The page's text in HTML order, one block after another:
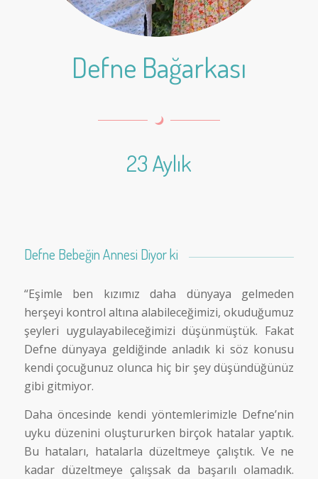
Defne Bağarkası
23 Aylık
Defne Bebeğin Annesi Diyor ki
“Eşimle ben kızımız daha dünyaya gelmeden
herşeyi kontrol altına alabileceğimizi, okuduğumuz
şeyleri uygulayabileceğimizi düşünmüştük. Fakat
Defne dünyaya geldiğinde anladık ki söz konusu
kendi çocuğunuz olunca hiç bir şey düşündüğünüz
gibi gitmiyor.
Daha öncesinde kendi yöntemlerimizle Defne’nin
uyku düzenini oluştururken birçok hatalar yaptık.
Bu hataları, hatalarla düzeltmeye çalıştık. Ve ne
kadar düzeltmeye çalışsak da başarılı olamadık.